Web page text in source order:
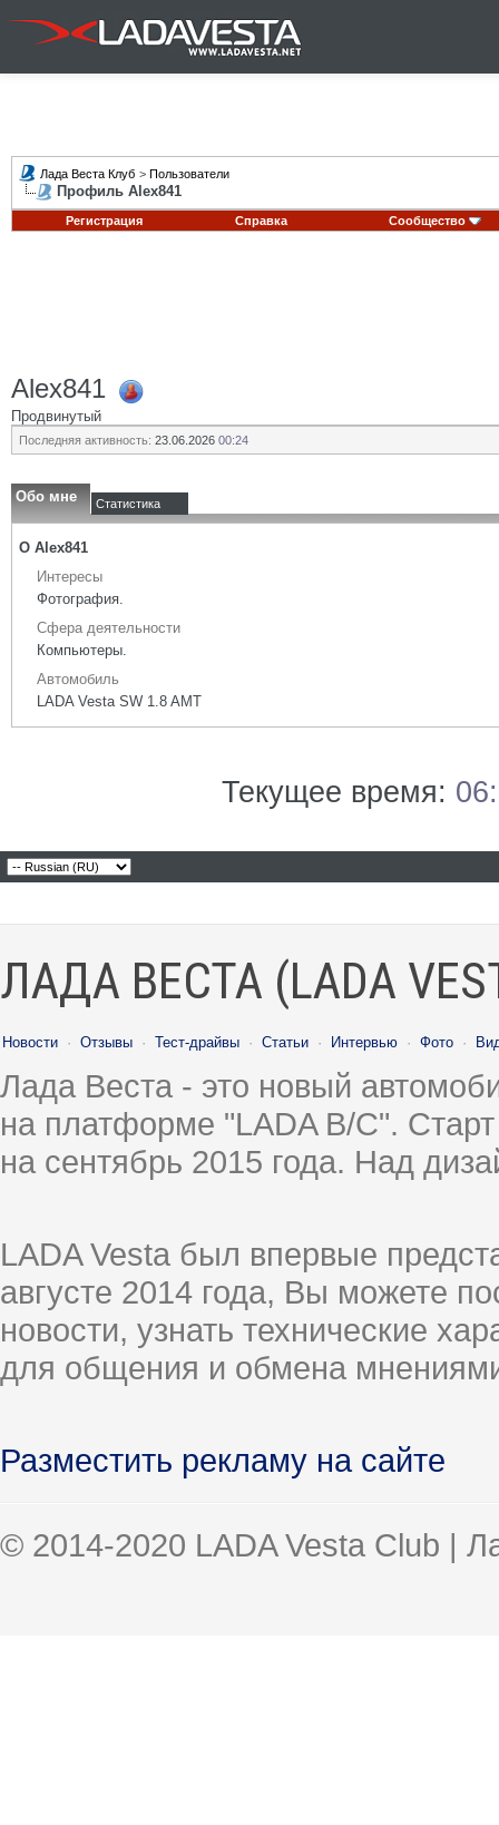
Лада Веста Клуб > Пользователи
Профиль Alex841
Регистрация Справка Сообщество
Alex841
Продвинутый
Последняя активность: 23.06.2026 00:24
Обо мне Статистика
О Alex841
Интересы
Фотография.
Сфера деятельности
Компьютеры.
Автомобиль
LADA Vesta SW 1.8 AMT
Текущее время:
ЛАДА ВЕСТА (LADA
Новости · Отзывы · Тест-драйвы · Статьи · Интервью · Фото ·
Лада Веста - это новый
на платформе "LADA B/C".
на сентябрь 2015 года. Над
LADA Vesta был впервые
августе 2014 года, Вы можете
новости, узнать технические
для общения и обмена
Разместить рекламу на сайте
© 2014-2020 LADA Vesta Club |